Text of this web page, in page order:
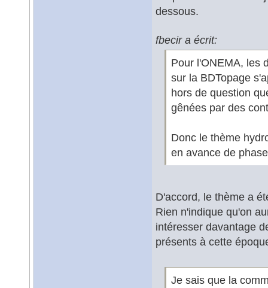
dessous.
fbecir a écrit:
Pour l'ONEMA, les
sur la BDTopage
hors de question
gênées par des
Donc le thème
en avance de
D'accord, le thème a
Rien n'indique qu'on
intéresser davantage
présents à cette
Je sais que la